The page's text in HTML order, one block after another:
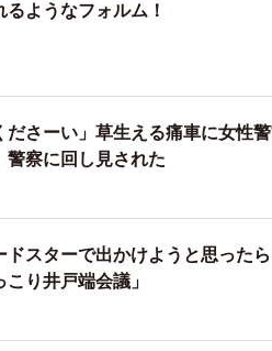
いんです。お寺の風景をバック
撮れる何かがあれば、もっと楽
を数多く手掛けてきた山口市在
たところ、この猫バイクを制作
ったんです。４年間くらいロー
ウは昨年（２５年）３月から病
々がたくさんいたこともあり
るようなフォルム！
ださーい」草生える痛車に女性
警察に回し見された
スターで出かけようと思った
こり井戸端会議」